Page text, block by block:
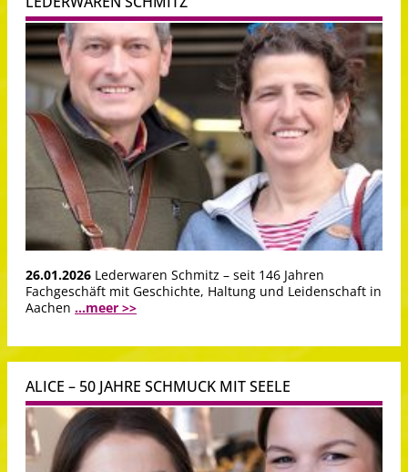
26.01.2026 Lederwaren Schmitz – seit 146 Jahren
Fachgeschäft mit Geschichte, Haltung und Leidenschaft in
Aachen ...meer >>
ALICE – 50 JAHRE SCHMUCK MIT SEELE